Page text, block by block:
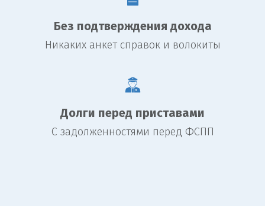
Без подтверждения дохода
Никаких анкет справок и волокиты
Долги перед приставами
С задолженностями перед ФСПП